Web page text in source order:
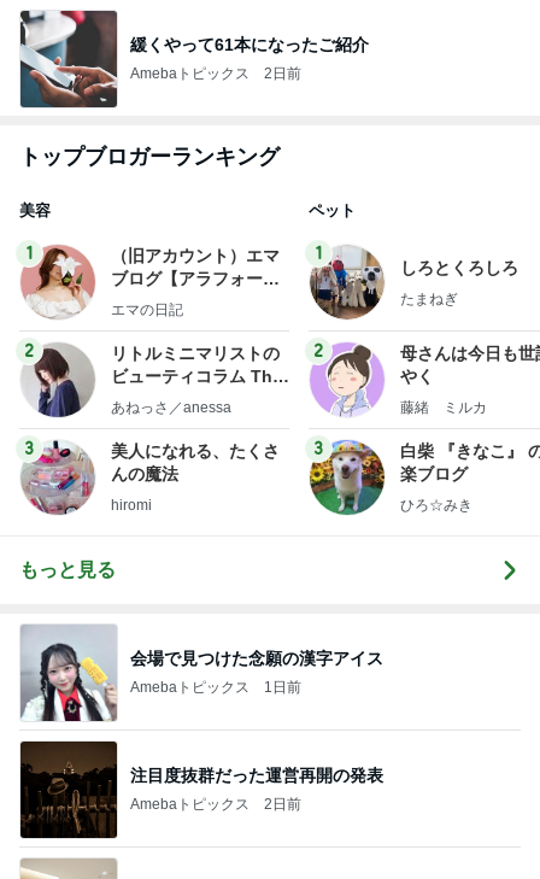
緩くやって61本になったご紹介
Amebaトピックス 2日前
トップブロガーランキング
美容
1
（旧アカウント）エマ
ブログ【アラフォー会
社売却セカンドライ
エマの日記
2
リトルミニマリストの
ビューティコラム The
little minimalist's bea
あねっさ／anessa
3
美人になれる、たくさ
んの魔法
hiromi
ペット
1
しろとくろしろ
たまねぎ
2
母さんは今日も世
やく
藤緒 ミルカ
3
白柴 『きなこ』
楽ブログ
ひろ☆みき
もっと見る
会場で見つけた念願の漢字アイス
Amebaトピックス 1日前
注目度抜群だった運営再開の発表
Amebaトピックス 2日前